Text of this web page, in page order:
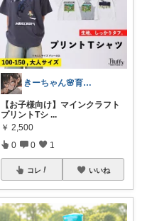
きーちゃん🌸育児グッズお纏め👶
【お子様向け】マインクラフト
プリントTシ ...
￥ 2,500
0 0 1
コレ いいね